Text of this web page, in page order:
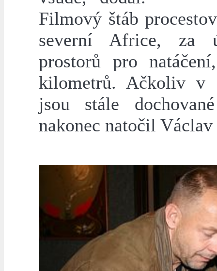
Filmový štáb
severní Africe, za
prostorů pro
kilometrů. Ačkoliv v
jsou stále
nakonec natočil